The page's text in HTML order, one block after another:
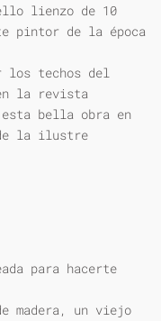
lienzo de 10
pintor de la época
los techos del
la revista
esta bella obra en
la ilustre
para hacerte
madera, un viejo